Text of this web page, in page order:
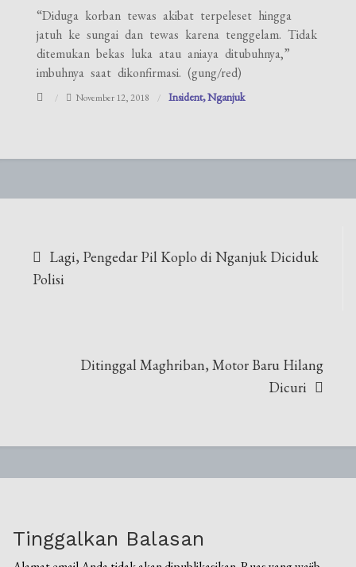
“Diduga korban tewas akibat terpeleset hingga
jatuh ke sungai dan tewas karena tenggelam. Tidak
ditemukan bekas luka atau aniaya ditubuhnya,”
imbuhnya saat dikonfirmasi. (gung/red)
November 12, 2018 Insident Nganjuk
pos
Lagi, Pengedar Pil Koplo di Nganjuk Diciduk
Polisi
Ditinggal Maghriban, Motor Baru Hilang
Dicuri
Tinggalkan Balasan